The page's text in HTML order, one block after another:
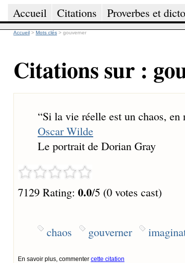
Accueil Citations Proverbes et
Accueil > Mots clés > gouverner
Citations sur :
“Si la vie réelle est un chaos,
Oscar Wilde
Le portrait de Dorian Gray
7129 Rating: 0.0/5 (0 votes cast)
chaos gouverner
En savoir plus, commenter cette citation